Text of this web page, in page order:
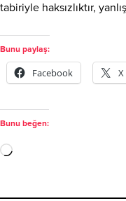
tabiriyle haksızlıktır,
Bunu paylaş:
Facebook X
Bunu beğen: